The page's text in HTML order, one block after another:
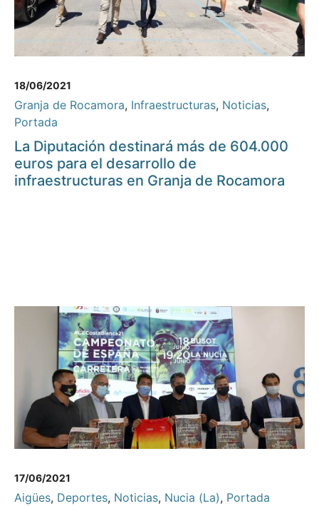
18/06/2021
Granja de Rocamora, Infraestructuras, Noticias,
Portada
La Diputación destinará más de 604.000
euros para el desarrollo de
infraestructuras en Granja de Rocamora
17/06/2021
Aigües, Deportes, Noticias, Nucia (La), Portada